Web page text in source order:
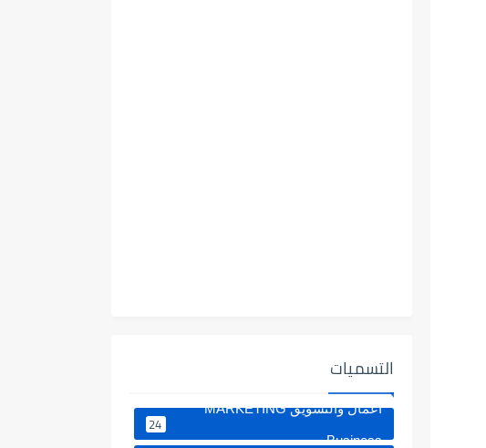
التسميات
اعمال والتسويق MARKETING
Business
24